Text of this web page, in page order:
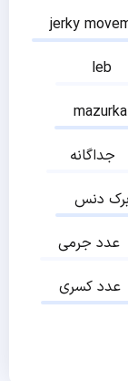
jerky
leb
mazurka
جداگانه
برک دنس
عدد جرمی
عدد کسری